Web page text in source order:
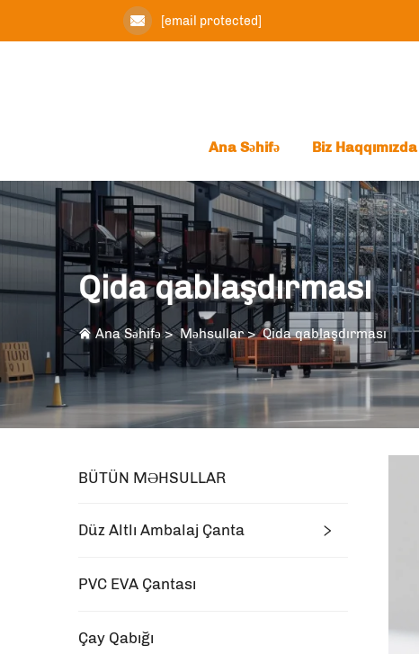
[email protected]
Ana Səhifə Biz Haqqımızda
Qida qablaşdırması
Ana Səhifə>Məhsullar>Qida qablaşdırması
BÜTÜN MƏHSULLAR
Düz Altlı Ambalaj Çanta
PVC EVA Çantası
Çay Qabığı